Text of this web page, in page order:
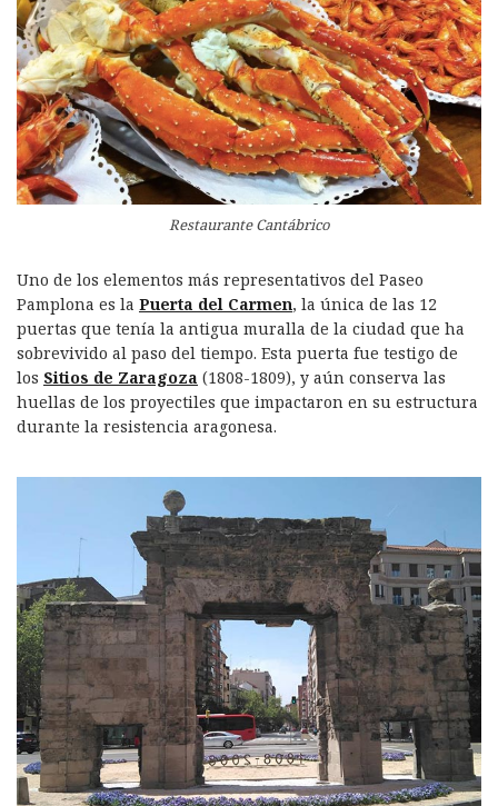
Restaurante Cantábrico
Uno de los elementos más representativos del Paseo
Pamplona es la Puerta del Carmen, la única de las 12
puertas que tenía la antigua muralla de la ciudad que ha
sobrevivido al paso del tiempo. Esta puerta fue testigo de
los Sitios de Zaragoza (1808-1809), y aún conserva las
huellas de los proyectiles que impactaron en su estructura
durante la resistencia aragonesa.